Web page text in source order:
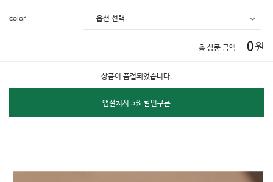
color
총 상품 금액 0원
상품이 품절되었습니다.